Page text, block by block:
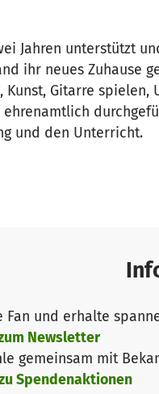
Jahren unterstützt
ihr neues Zuhause
Kunst, Gitarre
ehrenamtlich
und den Unterricht.
Fan und erhalte
Newsletter
gemeinsam mit
Spendenaktionen